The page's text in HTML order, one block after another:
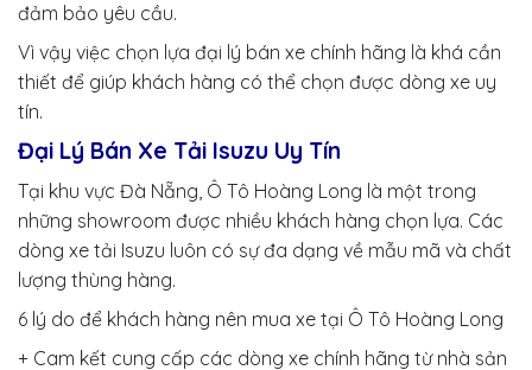
đảm bảo yêu cầu.
Vì vậy việc chọn lựa đại lý bán xe chính hãng là khá cần
thiết để giúp khách hàng có thể chọn được dòng xe uy
tín.
Đại Lý Bán Xe Tải Isuzu Uy Tín
Tại khu vực Đà Nẵng, Ô Tô Hoàng Long là một trong
những showroom được nhiều khách hàng chọn lựa. Các
dòng xe tải Isuzu luôn có sự đa dạng về mẫu mã và chất
lượng thùng hàng.
6 lý do để khách hàng nên mua xe tại Ô Tô Hoàng Long
+ Cam kết cung cấp các dòng xe chính hãng từ nhà sản